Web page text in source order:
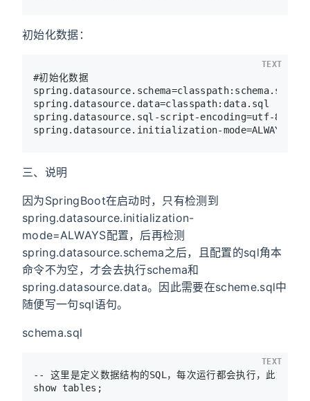
初始化数据：
#初始化数据
spring.datasource.schema=classpath:schema.sql
spring.datasource.data=classpath:data.sql
spring.datasource.sql-script-encoding=utf-8
TEXT
三、说明
因为SpringBoot在启动时，只有检测到
spring.datasource.initialization-
mode=ALWAYS配置，后再检测
spring.datasource.schema之后，且配置的sql角本
命令不为空，才会去执行schema和
spring.datasource.data。因此需要在scheme.sql中
随便写一句sql语句。
schema.sql
-- 这里是定义数据结构的SQL，每次运行都会执行，此文件
TEXT